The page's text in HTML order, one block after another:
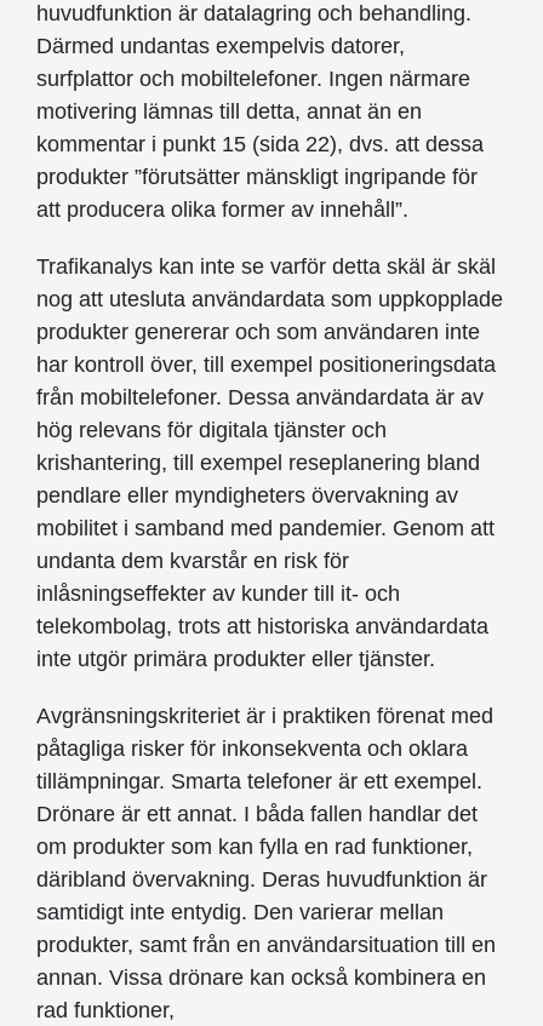
huvudfunktion är datalagring och behandling.
Därmed undantas exempelvis datorer,
surfplattor och mobiltelefoner. Ingen närmare
motivering lämnas till detta, annat än en
kommentar i punkt 15 (sida 22), dvs. att dessa
produkter ”förutsätter mänskligt ingripande för
att producera olika former av innehåll”.
Trafikanalys kan inte se varför detta skäl är skäl
nog att utesluta användardata som uppkopplade
produkter genererar och som användaren inte
har kontroll över, till exempel positioneringsdata
från mobiltelefoner. Dessa användardata är av
hög relevans för digitala tjänster och
krishantering, till exempel reseplanering bland
pendlare eller myndigheters övervakning av
mobilitet i samband med pandemier. Genom att
undanta dem kvarstår en risk för
inlåsningseffekter av kunder till it- och
telekombolag, trots att historiska användardata
inte utgör primära produkter eller tjänster.
Avgränsningskriteriet är i praktiken förenat med
påtagliga risker för inkonsekventa och oklara
tillämpningar. Smarta telefoner är ett exempel.
Drönare är ett annat. I båda fallen handlar det
om produkter som kan fylla en rad funktioner,
däribland övervakning. Deras huvudfunktion är
samtidigt inte entydig. Den varierar mellan
produkter, samt från en användarsituation till en
annan. Vissa drönare kan också kombinera en
rad funktioner,